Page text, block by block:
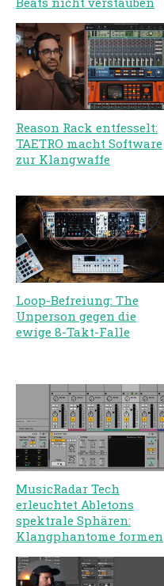
Reason Rack entfesselt:
TAETRO macht Software
zur Klangwaffe
Loop-Befreiung: The
Unperson gegen die
ewige 8-Takt-Falle
MusicRadar Tech
erleuchtet Abletons
spektrale Sphären:
Klangphantome formen